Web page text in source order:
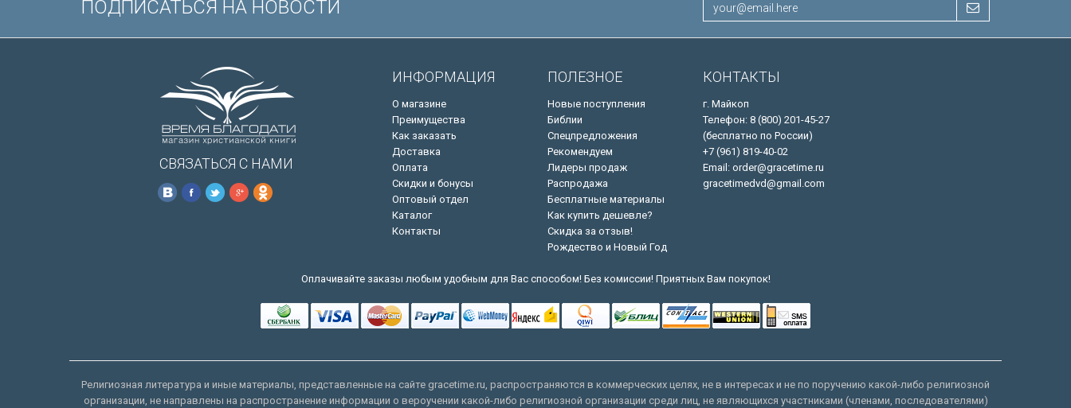
ПОДПИСАТЬСЯ НА НОВОСТИ
СВЯЗАТЬСЯ С НАМИ
ИНФОРМАЦИЯ
О магазине
Преимущества
Как заказать
Доставка
Оплата
Скидки и бонусы
Оптовый отдел
Каталог
Контакты
ПОЛЕЗНОЕ
Новые поступления
Библии
Спецпредложения
Рекомендуем
Лидеры продаж
Распродажа
Бесплатные материалы
Как купить дешевле?
Скидка за отзыв!
Рождество и Новый Год
КОНТАКТЫ
г. Майкоп
Телефон: 8 (800) 201-45-27
(бесплатно по России)
+7 (961) 819-40-02
Email: order@gracetime.ru
gracetimedvd@gmail.com
Оплачивайте заказы любым удобным для Вас способом! Без комиссии! Приятных Вам покупок!
Религиозная литература и иные материалы, представленные на сайте gracetime.ru, распространяются в коммерческих целях, не в интересах и не по поручению какой-либо религиозной
организации, не направлены на распространение информации о вероучении какой-либо религиозной организации среди лиц, не являющихся участниками (членами, последователями)